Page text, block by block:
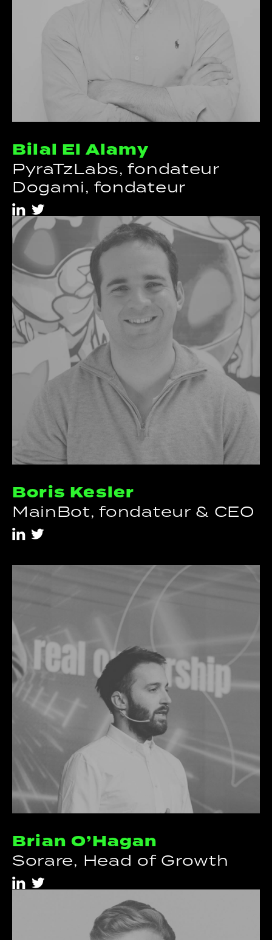
Bilal El Alamy
PyraTzLabs, fondateur
Dogami, fondateur
i t
Boris Kesler
MainBot, fondateur & CEO
it
Brian O’Hagan
Sorare, Head of Growth
i t